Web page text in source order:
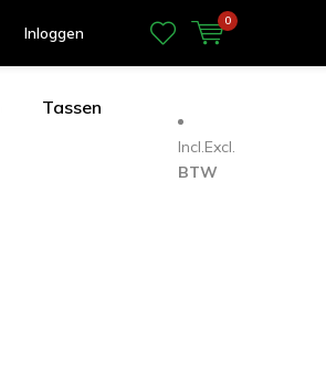
Inloggen
0
Tassen
Incl.Excl.
BTW